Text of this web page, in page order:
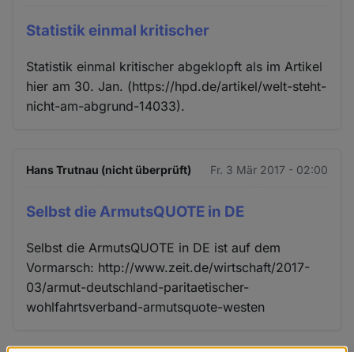
Statistik einmal kritischer
Statistik einmal kritischer abgeklopft als im Artikel
hier am 30. Jan. (https://hpd.de/artikel/welt-steht-
nicht-am-abgrund-14033).
Hans Trutnau (nicht überprüft) Fr. 3 Mär 2017 - 02:00
Selbst die ArmutsQUOTE in DE
Selbst die ArmutsQUOTE in DE ist auf dem
Vormarsch: http://www.zeit.de/wirtschaft/2017-
03/armut-deutschland-paritaetischer-
wohlfahrtsverband-armutsquote-westen